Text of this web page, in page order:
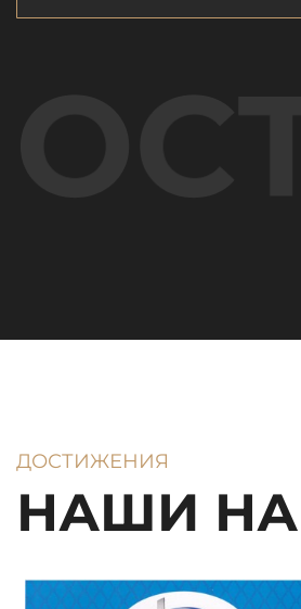
отметить отличную
Большое спасибо
ДОСТИЖЕНИЯ
НАШИ